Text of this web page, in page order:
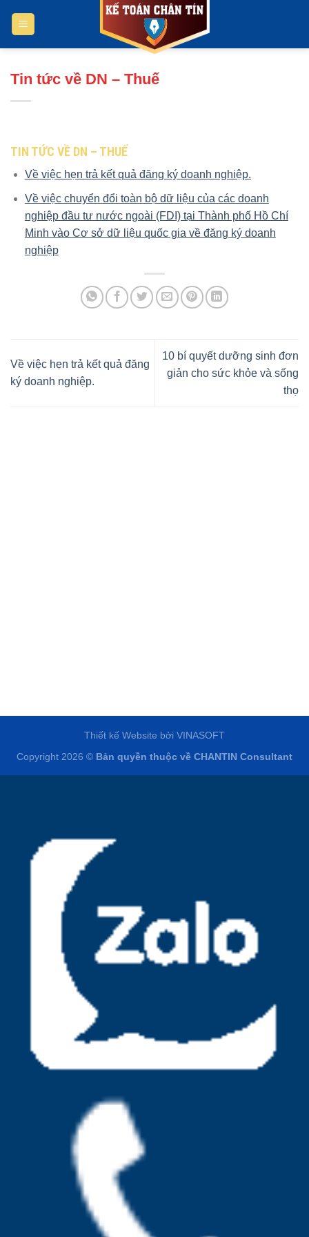
Tin tức về DN – Thuế
TIN TỨC VỀ DN – THUẾ
Về việc hẹn trả kết quả đăng ký doanh nghiệp.
Về việc chuyển đổi toàn bộ dữ liệu của các doanh
nghiệp đầu tư nước ngoài (FDI) tại Thành phố Hồ Chí
Minh vào Cơ sở dữ liệu quốc gia về đăng ký doanh
nghiệp
Về việc hẹn trả kết quả đăng
ký doanh nghiệp.
10 bí quyết dưỡng sinh đơn
giản cho sức khỏe và sống
thọ
Thiết kế Website bởi VINASOFT
Copyright 2026 © Bản quyền thuộc về CHANTIN Consultant